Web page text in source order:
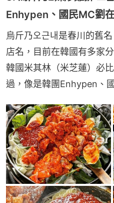
Enhypen、國民MC劉
烏斤乃오근내是春川的舊
店名，目前在韓國有多家
韓國米其林（米芝蓮）必
過，像是韓團Enhypen、